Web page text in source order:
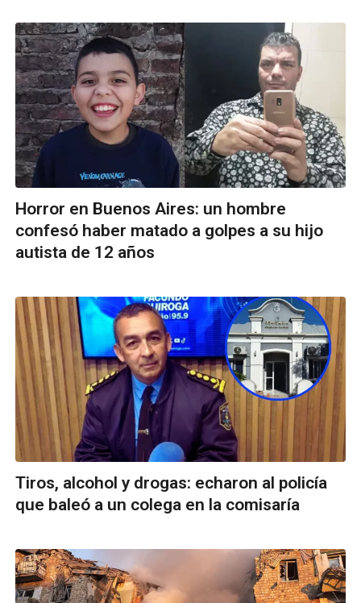
Horror en Buenos Aires: un hombre
confesó haber matado a golpes a su hijo
autista de 12 años
Tiros, alcohol y drogas: echaron al policía
que baleó a un colega en la comisaría